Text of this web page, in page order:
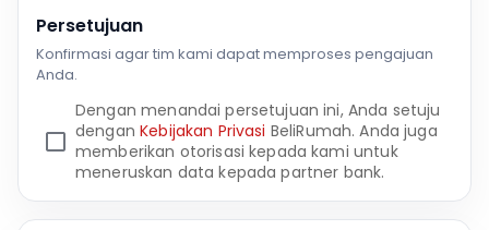
Persetujuan
Konfirmasi agar tim kami dapat memproses pengajuan
Anda.
Dengan menandai persetujuan ini, Anda setuju
denganKebijakan Privasi BeliRumah. Anda juga
memberikan otorisasi kepada kami untuk
meneruskan data kepada partner bank.